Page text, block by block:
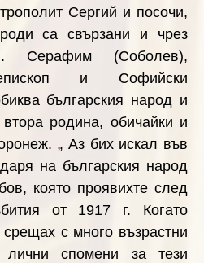
Сергий и посочи,
са свързани и чрез
Серафим (Соболев),
и Софийски
българския народ и
родина, обичайки и
„ Аз бих искал във
на българския народ
която проявихте след
от 1917 г. Когато
с много възрастни
спомени за тези